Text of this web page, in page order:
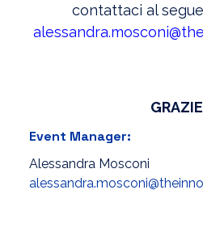
contattaci al
Event Manager:
Alessandra Mosconi